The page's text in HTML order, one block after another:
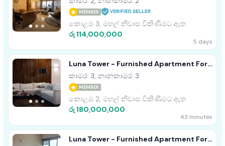
MEMBER
කොළඹ 3, මහල් නිවාස විකිණීමට ඇත
රු 114,000,000
5 days
Luna Tower - Furnished Apartment For
Sale Colombo 02 A35956
කාමර: 3, නානකාමර: 3
MEMBER
කොළඹ 2, මහල් නිවාස විකිණීමට ඇත
රු 180,000,000
43 minutes
Luna Tower - Furnished Apartment For